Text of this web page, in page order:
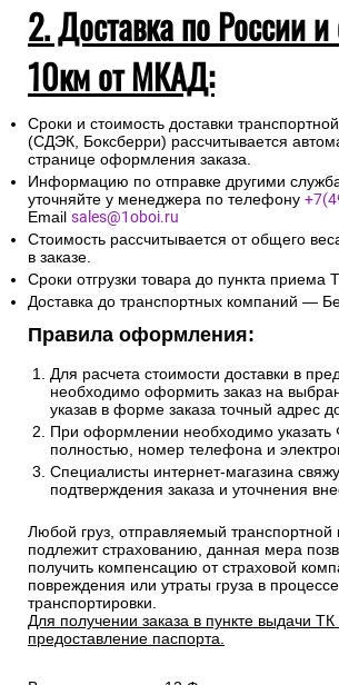
2. Доставка по России
10км от МКАД:
Сроки и стоимость доставки
(СДЭК, Боксберри) рассчитывается
странице оформления заказа.
Информацию по отправке другими
уточняйте у менеджера по телефону
Email sales@1oboi.ru
Стоимость рассчитывается от общего
в заказе.
Сроки отгрузки товара до пункта приема
Доставка до транспортных компаний —
Правила оформления:
Для расчета стоимости доставки в
необходимо оформить заказ на
указав в форме заказа точный адрес
При оформлении необходимо
полностью, номер телефона и
Специалисты интернет-магазина
подтверждения заказа и уточнения
Любой груз, отправляемый транспортной
подлежит страхованию, данная мера
получить компенсацию от страховой
повреждения или утраты груза в процессе
транспортировки.
Для получении заказа в пункте выдачи
предоставление паспорта.